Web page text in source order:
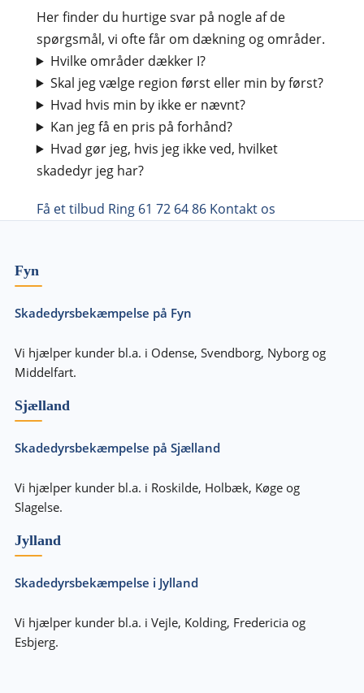
Her finder du hurtige svar på nogle af de
spørgsmål, vi ofte får om dækning og områder.
Hvilke områder dækker I?
Skal jeg vælge region først eller min by først?
Hvad hvis min by ikke er nævnt?
Kan jeg få en pris på forhånd?
Hvad gør jeg, hvis jeg ikke ved, hvilket
skadedyr jeg har?
Få et tilbud Ring 61 72 64 86 Kontakt os
Fyn
Skadedyrsbekæmpelse på Fyn
Vi hjælper kunder bl.a. i Odense, Svendborg, Nyborg og
Middelfart.
Sjælland
Skadedyrsbekæmpelse på Sjælland
Vi hjælper kunder bl.a. i Roskilde, Holbæk, Køge og
Slagelse.
Jylland
Skadedyrsbekæmpelse i Jylland
Vi hjælper kunder bl.a. i Vejle, Kolding, Fredericia og
Esbjerg.